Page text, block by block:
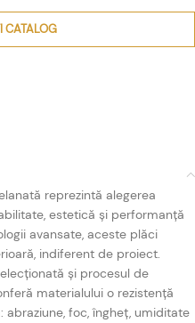
CATALOG
reprezintă alegerea
estetică și performanță
avansate, aceste plăci
indiferent de proiect.
și procesul de
materialului o rezistență
foc, îngheț, umiditate